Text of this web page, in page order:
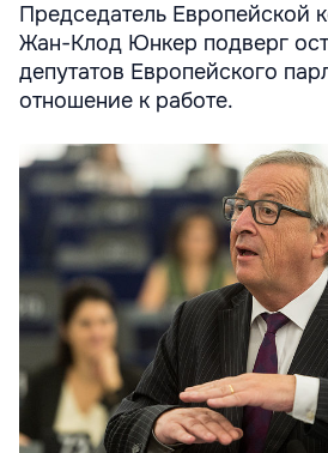
Председатель Европейской
Жан-Клод Юнкер подверг
депутатов Европейского
отношение к работе.